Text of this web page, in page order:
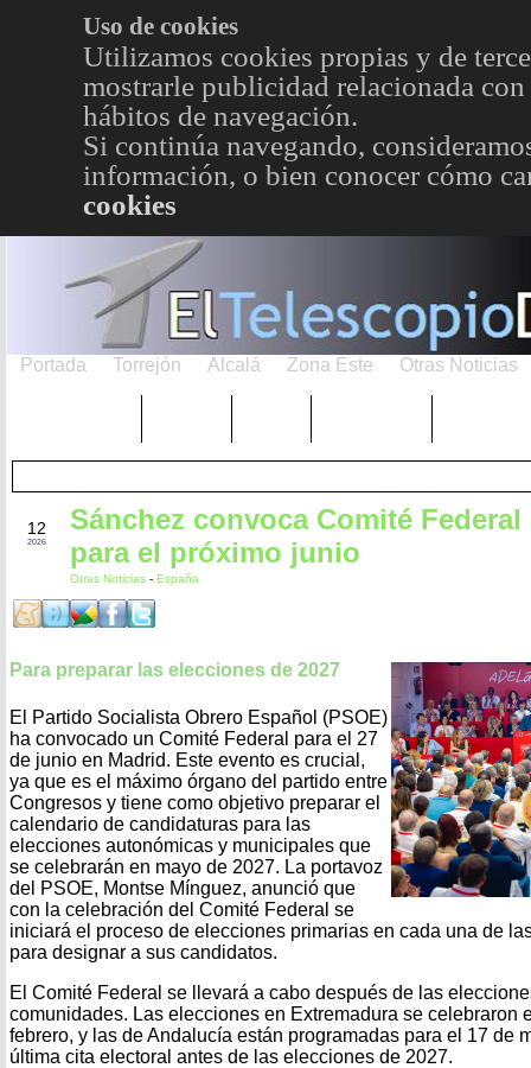
Uso de cookies
Utilizamos cookies propias y de
mostrarle publicidad relacionada
hábitos de navegación.
Si continúa navegando,
información, o bien conocer cómo
cookies
Portada Torrejón Alcalá Zona Este Otras Noticias
12
2026
Sánchez convoca Comité Federal
para el próximo junio
Otras Noticias - España
Para preparar las elecciones de 2027
El Partido Socialista Obrero Español (PSOE)
ha convocado un Comité Federal para el 27
de junio en Madrid. Este evento es crucial,
ya que es el máximo órgano del partido entre
Congresos y tiene como objetivo preparar el
calendario de candidaturas para las
elecciones autonómicas y municipales que
se celebrarán en mayo de 2027. La portavoz
del PSOE, Montse Mínguez, anunció que
con la celebración del Comité Federal se
iniciará el proceso de elecciones primarias en cada una de
para designar a sus candidatos.
El Comité Federal se llevará a cabo después de las
comunidades. Las elecciones en Extremadura se celebraron
febrero, y las de Andalucía están programadas para el 17 de
última cita electoral antes de las elecciones de 2027.